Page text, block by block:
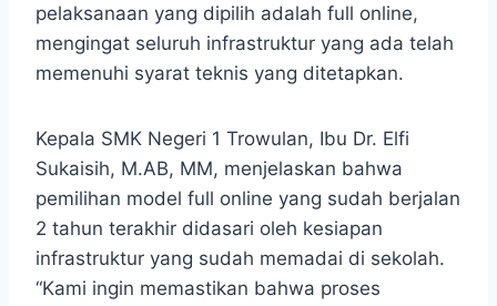
pelaksanaan yang dipilih adalah full online,
mengingat seluruh infrastruktur yang ada telah
memenuhi syarat teknis yang ditetapkan.
Kepala SMK Negeri 1 Trowulan, Ibu Dr. Elfi
Sukaisih, M.AB, MM, menjelaskan bahwa
pemilihan model full online yang sudah berjalan
2 tahun terakhir didasari oleh kesiapan
infrastruktur yang sudah memadai di sekolah.
“Kami ingin memastikan bahwa proses